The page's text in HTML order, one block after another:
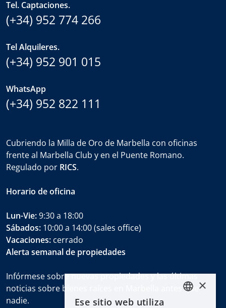
Tel. Captaciones.
(+34) 952 774 266
Tel Alquileres.
(+34) 952 901 015
WhatsApp
(+34) 952 822 111
Cubriendo la Milla de Oro de Marbella con oficinas
frente al Marbella Club y en el Puente Romano.
Regulado por RICS.
Horario de oficina
Lun-Vie:9:30 a 18:00
Sábados: 10:00 a 14:00 (sales office)
Vacaciones: cerrado
Alerta semanal de propiedades
Infórmese sobre nuevas propiedades y las últimas
noticias sobre bienes raíces en Marbella antes que
nadie.
×
Ese sitio web utiliza